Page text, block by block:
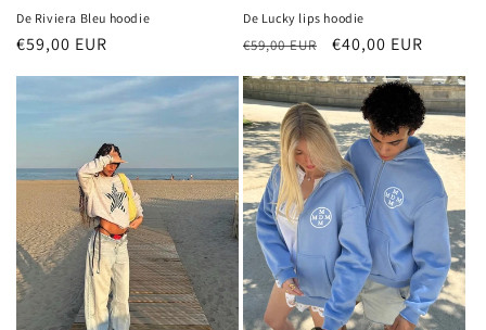
De Riviera Bleu hoodie
Normale
€59,00 EUR
De Lucky lips hoodie
Normale
€59,00 EUR Aanbiedingsprijs
€40,00 EUR